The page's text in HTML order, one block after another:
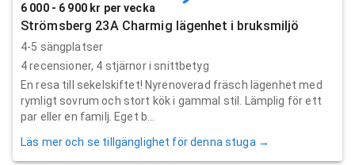
6 000 - 6 900 kr per vecka
Strömsberg 23A Charmig lägenhet i bruksmiljö
4-5 sängplatser
4recensioner, 4 stjärnor i snittbetyg
En resa till sekelskiftet! Nyrenoverad fräsch lägenhet med
rymligt sovrum och stort kök i gammal stil. Lämplig för ett
par eller en familj. Eget b...
Läs mer och se tillgänglighet för denna stuga →